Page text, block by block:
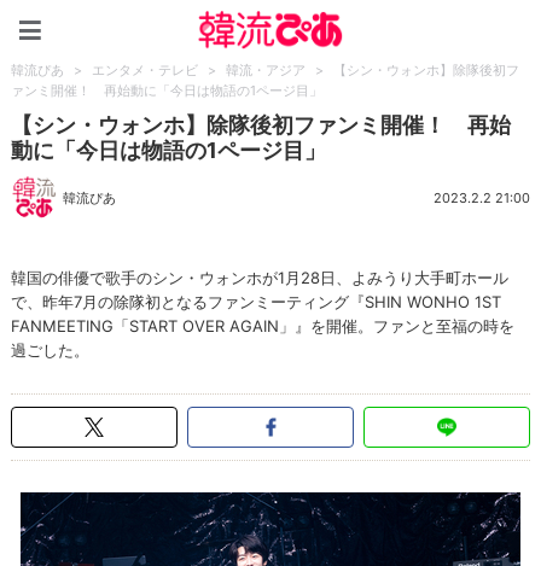
韓流ぴあ > エンタメ・テレビ > 韓流・アジア >
【シン・ウォンホ】除隊後初フ
ァンミ開催！ 再始動に「今日は物語の1ページ目」
【シン・ウォンホ】除隊後初ファンミ開催！ 再始
動に「今日は物語の1ページ目」
韓流ぴあ 2023.2.2 21:00
韓国の俳優で歌手のシン・ウォンホが1月28日、よみうり大手町ホール
で、昨年7月の除隊初となるファンミーティング『SHIN WONHO 1ST
FANMEETING「START OVER AGAIN」』を開催。ファンと至福の時を
過ごした。